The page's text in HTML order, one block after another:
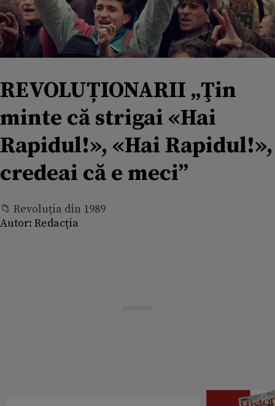
REVOLUȚIONARII „Ţin
minte că strigai «Hai
Rapidul!», «Hai Rapidul!»,
credeai că e meci”
📁 Revoluția din 1989
Autor: Redacția